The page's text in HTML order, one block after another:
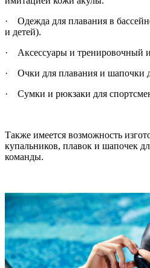
· Одежда для плавания в
и детей).
· Аксессуары и тренировочный
· Очки для плавания и шапочки
· Сумки и рюкзаки для
Также имеется возможность
купальников, плавок и шапочек
команды.